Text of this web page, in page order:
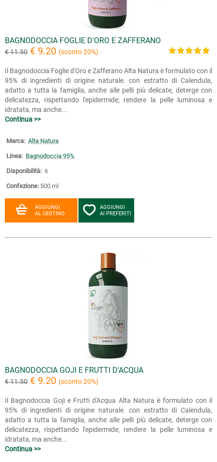
BAGNODOCCIA FOGLIE D'ORO E ZAFFERANO
€ 11.50 € 9.20 (sconto 20%)
Il Bagnodoccia Foglie d'Oro e Zafferano Alta Natura è formulato con il
95% di ingredienti di origine naturale. con estratto di Calendula,
adatto a tutta la famiglia, anche alle pelli più delicate, deterge con
delicatezza, rispettando l'epidermide; rendere la pelle luminosa e
idratata, ma anche...
Continua >>
Marca: Alta Natura
Linea: Bagnodoccia 95%
Disponibilità: 6
Confezione: 500 ml
AGGIUNGI
AL CESTINO
AGGIUNGI
AI PREFERITI
BAGNODOCCIA GOJI E FRUTTI D'ACQUA
€ 11.50 € 9.20 (sconto 20%)
Il Bagnodoccia Goji e Frutti d'Acqua Alta Natura è formulato con il
95% di ingredienti di origine naturale. con estratto di Calendula,
adatto a tutta la famiglia, anche alle pelli più delicate, deterge con
delicatezza, rispettando l'epidermide; rendere la pelle luminosa e
idratata, ma anche...
Continua >>